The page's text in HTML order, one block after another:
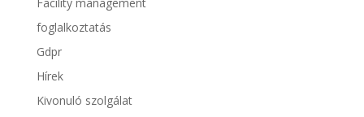
foglalkoztatás
Gdpr
Hírek
Kivonuló szolgálat